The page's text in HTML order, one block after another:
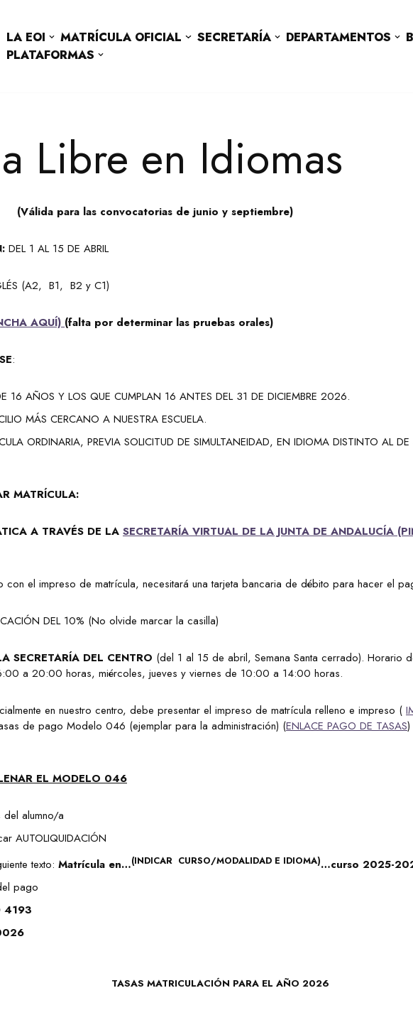
LA EOI MATRÍCULA OFICIAL SECRETARÍA DEPARTAMENTOS
PLATAFORMAS
Libre en Idiomas
(Válida para las convocatorias de junio y septiembre)
DEL 1 AL 15 DE ABRIL
(A2, B1, B2 y C1)
AQUÍ) (falta por determinar las pruebas orales)
:
16 AÑOS Y LOS QUE CUMPLAN 16 ANTES DEL 31 DE DICIEMBRE 2026.
MÁS CERCANO A NUESTRA ESCUELA.
ORDINARIA, PREVIA SOLICITUD DE SIMULTANEIDAD, EN IDIOMA DISTINTO AL DE
MATRÍCULA:
A TRAVÉS DE LA SECRETARÍA VIRTUAL DE LA JUNTA DE ANDALUCÍA
con el impreso de matrícula, necesitará una tarjeta bancaria de débito para hacer el
DEL 10% (No olvide marcar la casilla)
SECRETARÍA DEL CENTRO (del 1 al 15 de abril, Semana Santa cerrado). Horario
a 20:00 horas, miércoles, jueves y viernes de 10:00 a 14:00 horas.
en nuestro centro, debe presentar el impreso de matrícula relleno e impreso (
de pago Modelo 046 (ejemplar para la administración) (ENLACE PAGO DE TASAS
EL MODELO 046
del alumno/a
AUTOLIQUIDACIÓN
texto: Matrícula en…(INDICAR CURSO/MODALIDAD E IDIOMA)…curso 2025-
pago
4193
TASAS MATRICULACIÓN PARA EL AÑO 2026